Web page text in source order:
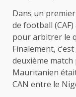
Dans un
de football
pour arbitrer le
Finalement,
deuxième
Mauritanien
CAN entre le